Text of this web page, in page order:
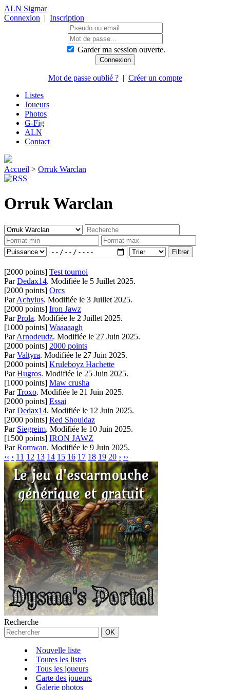
ALN Sigmar
Connexion | Inscription
Garder ma session ouverte.
Mot de passe oublié ?| Créer un compte
Listes
Joueurs
Photos
G-Fig
ALN
Contact
Accueil > Orruk Warclan
Orruk Warclan
[2000 points] Test tournoi
ParDedax14. Modifiée le 5 Juillet 2025.
[2000 points] Orcs
ParAchylus. Modifiée le 3 Juillet 2025.
[2000 points] Iron Jawz
ParProla. Modifiée le 2 Juillet 2025.
[1000 points] Waaaaagh
ParArnodeudz. Modifiée le 27 Juin 2025.
[2000 points] 2000 points
ParValtyra. Modifiée le 27 Juin 2025.
[2000 points] Kruleboyz Hachette
ParHugros. Modifiée le 25 Juin 2025.
[1000 points] Maw crusha
ParTroxo. Modifiée le 21 Juin 2025.
[2000 points] Essai
ParDedax14. Modifiée le 12 Juin 2025.
[2000 points] Red Shouldaz
Par Siegreim. Modifiée le 10 Juin 2025.
[1500 points] IRON JAWZ
ParRomwan. Modifiée le 9 Juin 2025.
‹‹ ‹ 11 12 13 14 15 16 17 18 19 20 › ››
Recherche
Nouvelle liste
Toutes les listes
Tous les joueurs
Carte des joueurs
Galerie photos